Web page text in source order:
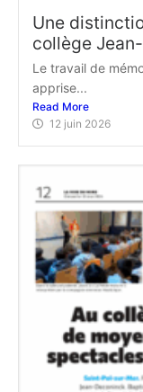
Une
collège
Le travail de
apprise...
Read More
12 juin 2026